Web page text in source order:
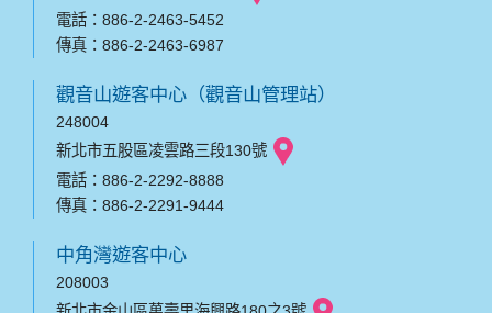
電話：886-2-2463-5452
傳真：886-2-2463-6987
觀音山遊客中心（觀音山管理站）
248004
新北市五股區凌雲路三段130號
電話：886-2-2292-8888
傳真：886-2-2291-9444
中角灣遊客中心
208003